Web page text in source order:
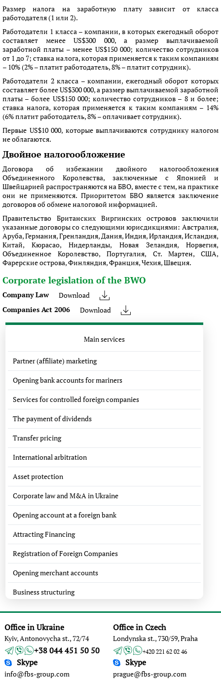
Размер налога на заработную плату зависит от класса
работодателя (1 или 2).
Работодатели 1 класса – компании, в которых ежегодный оборот
составляет менее US$300 000, а размер выплачиваемой
заработной платы – менее US$150 000; количество сотрудников
от 1 до 7; ставка налога, которая применяется к таким компаниям
– 10% (2% – платит работодатель, 8% – платит сотрудник).
Работодатели 2 класса – компании, ежегодный оборот которых
составляет более US$300 000, а размер выплачиваемой заработной
платы – более US$150 000; количество сотрудников – 8 и более;
ставка налога, которая применяется к таким компаниям – 14%
(6% платит работодатель, 8% – оплачивает сотрудник).
Первые US$10 000, которые выплачиваются сотруднику налогом
не облагаются.
Двойное налогообложение
Договора об избежании двойного налогообложения
Объединенного Королевства, заключенные с Японией и
Швейцарией распространяются на БВО, вместе с тем, на практике
они не применяются. Приоритетом БВО является заключение
договоров об обмене налоговой информацией.
Правительство Британских Виргинских островов заключили
указанные договоры со следующими юрисдикциями: Австралия,
Аруба, Германия, Гренландия, Дания, Индия, Ирландия, Исландия,
Китай, Кюрасао, Нидерланды, Новая Зеландия, Норвегия,
Объединенное Королевство, Португалия, Ст. Мартен, США,
Фарерские острова, Финляндия, Франция, Чехия, Швеция.
Corporate legislation of the BWO
Company Law
Download
Companies Act 2006
Download
Main services
Partner (affiliate) marketing
Opening bank accounts for mariners
Services for controlled foreign companies
The payment of dividends
Transfer pricing
International arbitration
Asset protection
Corporate law and M&A in Ukraine
Opening account at a foreign bank
Attracting Financing
Registration of Foreign Companies
Opening merchant accounts
Business structuring
Office in Ukraine
Kyiv, Antonovycha st., 72/74
+38 044 451 50 50
Skype
info@fbs-group.com
Office in Czech
Londynska st., 730/59, Praha
+420 221 62 02 46
Skype
prague@fbs-group.com